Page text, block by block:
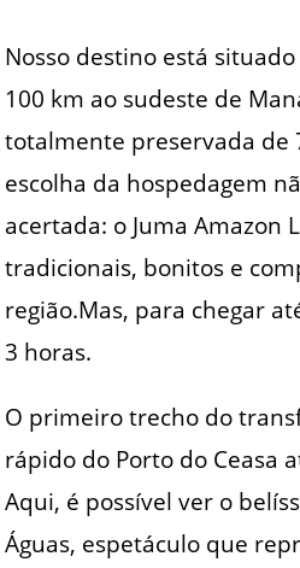
Nosso destino está
100 km ao sudeste de
totalmente preservada de
escolha da hospedagem
acertada: o Juma Amazon
tradicionais, bonitos e
região.Mas, para chegar
3 horas.
O primeiro trecho do
rápido do Porto do Ceasa
Aqui, é possível ver o
Águas, espetáculo que